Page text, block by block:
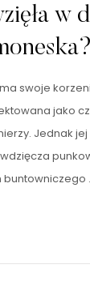
w
swoje
jako
Jednak
buntowniczego